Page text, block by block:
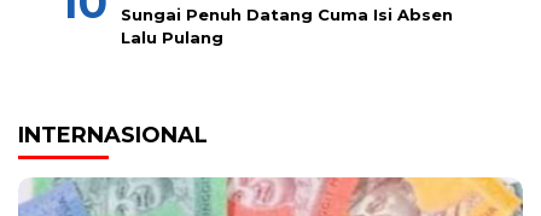
Sungai Penuh Datang Cuma Isi Absen
Lalu Pulang
INTERNASIONAL